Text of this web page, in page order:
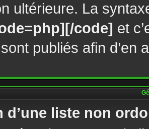
ultérieure. La
code] et
publiés afin d’en
d’une liste non